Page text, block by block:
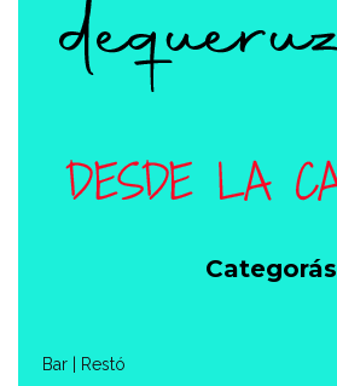
Categorás
Bar | Restó